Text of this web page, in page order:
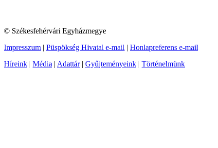
© Székesfehérvári Egyházmegye
Impresszum | Püspökség Hivatal e-mail | Honlapreferens e-mail
Híreink | Média | Adattár| Gyűjteményeink | Történelmünk